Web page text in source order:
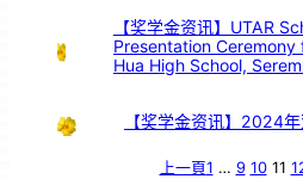
【奖学金资讯】UTAR
Presentation
Hua High School,
【奖学金资讯】2024
上一頁1 … 9 10 11